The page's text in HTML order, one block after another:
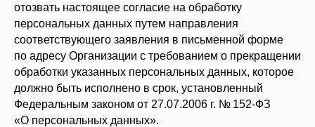
отозвать настоящее согласие на обработку
персональных данных путем направления
соответствующего заявления в письменной форме
по адресу Организации с требованием о прекращении
обработки указанных персональных данных, которое
должно быть исполнено в срок, установленный
Федеральным законом от 27.07.2006 г. № 152-ФЗ
«О персональных данных».
Даюсогласие на обработку персональных данных для
рассылки
Ознакомлен и согласен сполитикой
конфиденциальности
ПОДПИСАТЬСЯ